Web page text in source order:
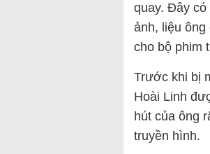
quay. Đây có
ảnh, liệu
cho bộ phim
Trước khi bị
Hoài Linh
hút của ông
truyền hình.